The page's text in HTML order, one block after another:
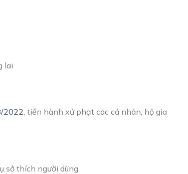
lai
2022, tiến hành xử phạt các cá nhân, hộ gia
sở thích người dùng